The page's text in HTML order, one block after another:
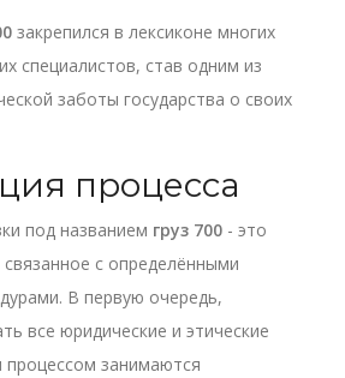
закрепился в лексиконе многих
специалистов, став одним из
заботы государства о своих
процесса
под названием груз 700 - это
с определёнными
В первую очередь,
все юридические и этические
занимаются